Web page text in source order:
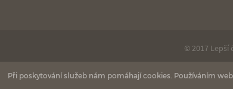
© 2017 Lepší
Při poskytování služeb nám pomáhají cookies. Používáním